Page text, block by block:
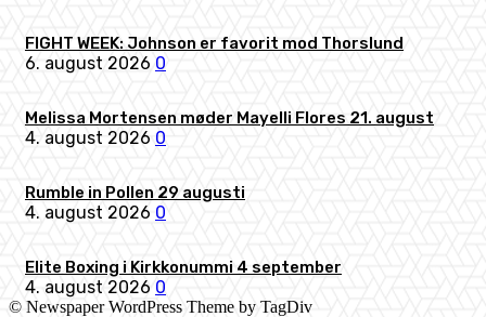
FIGHT WEEK: Johnson er favorit mod Thorslund
6. august 2026 0
Melissa Mortensen møder Mayelli Flores 21. august
4. august 2026 0
Rumble in Pollen 29 augusti
4. august 2026 0
Elite Boxing i Kirkkonummi 4 september
4. august 2026 0
© Newspaper WordPress Theme by TagDiv